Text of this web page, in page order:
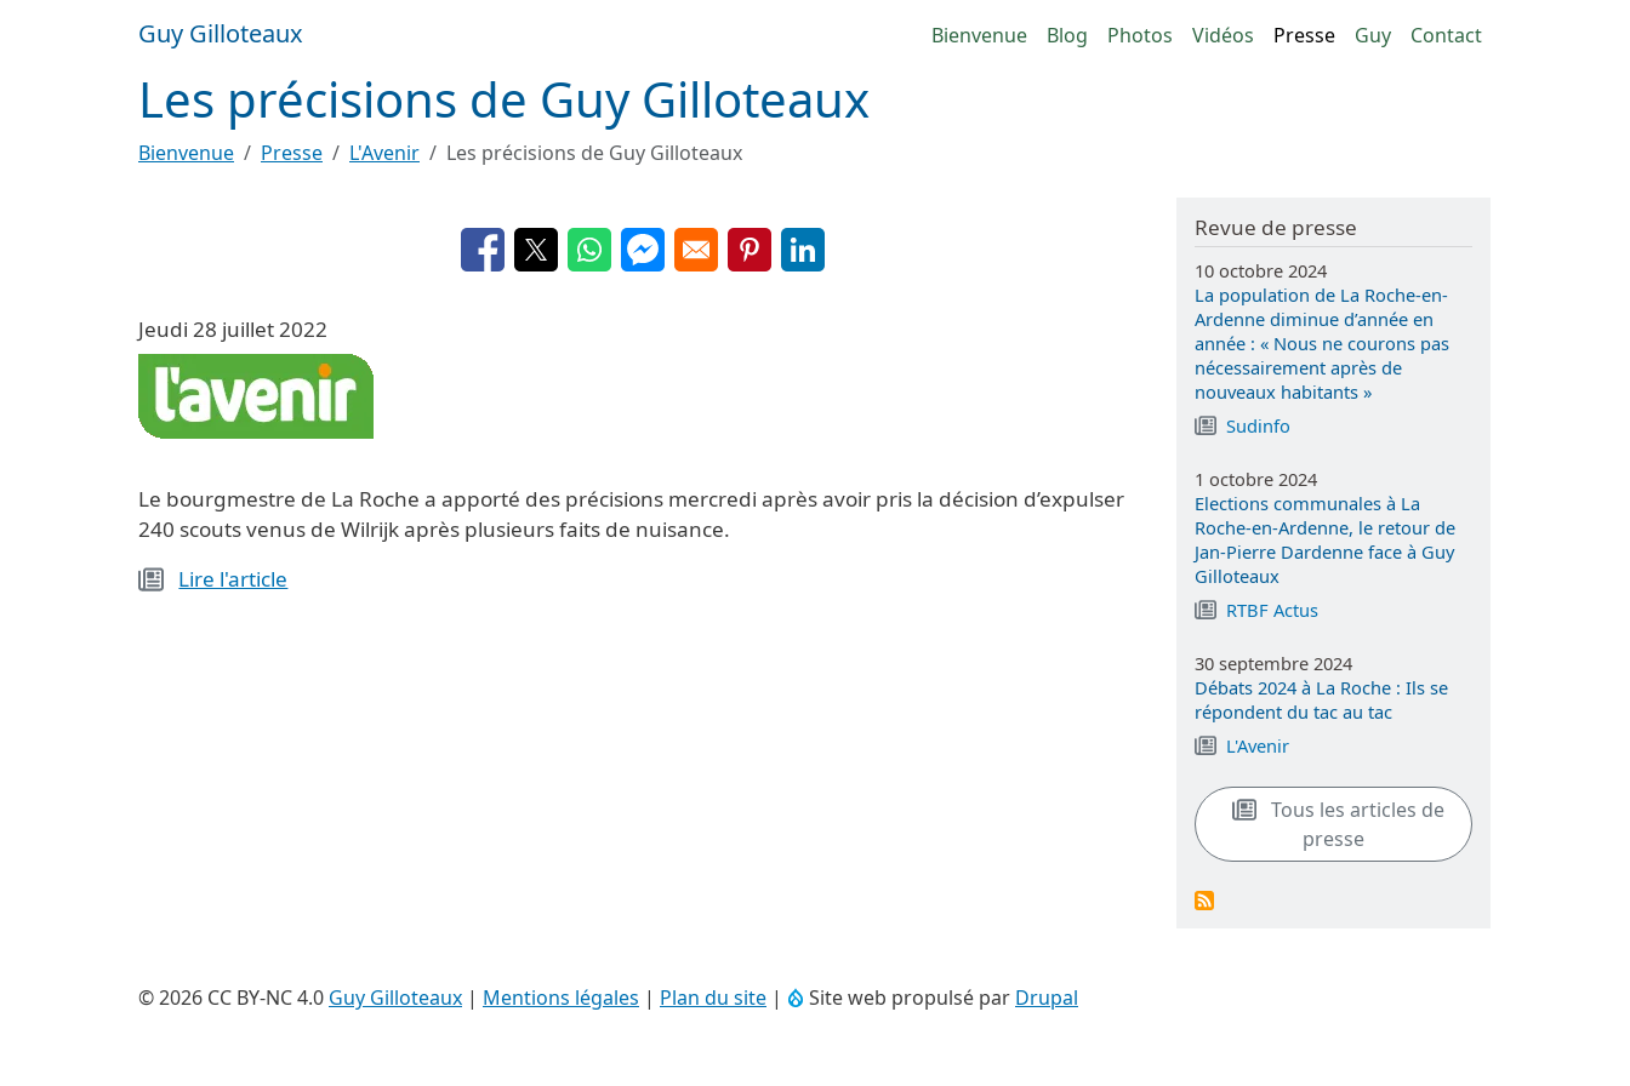
Guy Gilloteaux Navigation principale
Bienvenue Blog Photos Vidéos Presse Guy Contact
Les précisions de Guy Gilloteaux
Bienvenue Presse L'Avenir Les précisions de Guy Gilloteaux
Opens in a new window
Opens in a new window
Opens in a new window
Opens in a new windowOpens in a new window
Opens in a new window
Jeudi 28 juillet 2022
Image
Le bourgmestre de La Roche a apporté des précisions mercredi après avoir pris la décision d’expulser
240 scouts venus de Wilrijk après plusieurs faits de nuisance.
Lire l'article
Revue de presse
10 octobre 2024
La population de La Roche-en-
Ardenne diminue d’année en
année : « Nous ne courons pas
nécessairement après de
nouveaux habitants »
Sudinfo
1 octobre 2024
Elections communales à La
Roche-en-Ardenne, le retour de
Jan-Pierre Dardenne face à Guy
Gilloteaux
RTBF Actus
30 septembre 2024
Débats 2024 à La Roche : Ils se
répondent du tac au tac
L'Avenir
Tous les articles de
presse
© 2026 CC BY-NC 4.0 Guy Gilloteaux | Mentions légales | Plan du site | Site web propulsé par Drupal